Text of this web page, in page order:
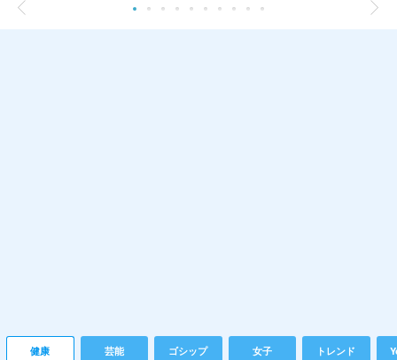
健康 芸能 ゴシップ 女子 トレンド